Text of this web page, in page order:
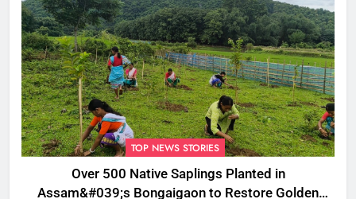
TOP NEWS STORIES
Over 500 Native Saplings Planted in
Assam&#039;s Bongaigaon to Restore Golden